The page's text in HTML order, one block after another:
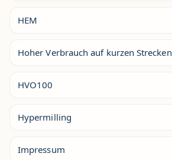
HEM
Hoher Verbrauch auf kurzen Strecken
HVO100
Hypermilling
Impressum